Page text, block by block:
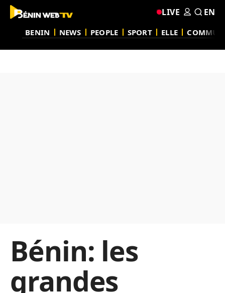
BENIN NEWS PEOPLE SPORT ELLE
LIVE EN
Bénin: les
grandes